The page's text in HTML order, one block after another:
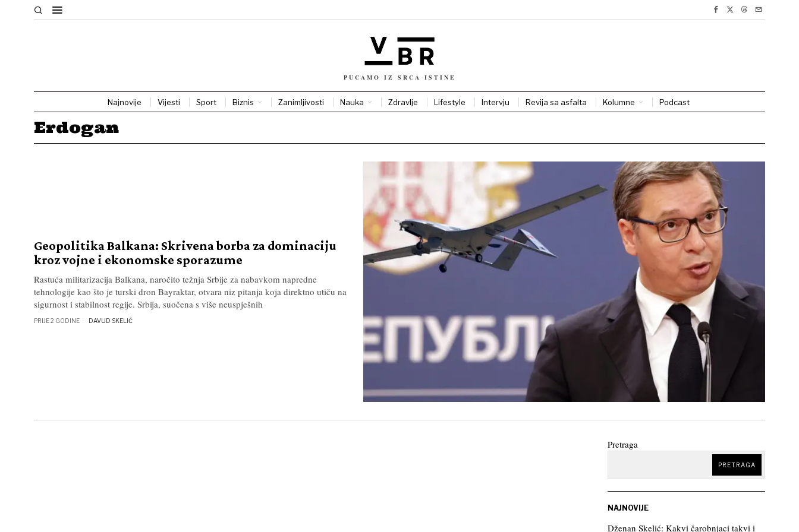
PUCAMO IZ SRCA ISTINE
Najnovije Vijesti Sport Biznis Zanimljivosti Nauka Zdravlje Lifestyle Intervju Revija sa asfalta Kolumne Podcast
Erdogan
Geopolitika Balkana: Skrivena borba za dominaciju
kroz vojne i ekonomske sporazume
Rastuća militarizacija Balkana, naročito težnja Srbije za nabavkom napredne
tehnologije kao što je turski dron Bayraktar, otvara niz pitanja koja direktno utiču na
sigurnost i stabilnost regije. Srbija, suočena s više neuspješnih
PRIJE 2 GODINE DAVUD SKELIĆ
Pretraga
PRETRAGA
NAJNOVIJE
Dženan Skelić: Kakvi čarobnjaci takvi i